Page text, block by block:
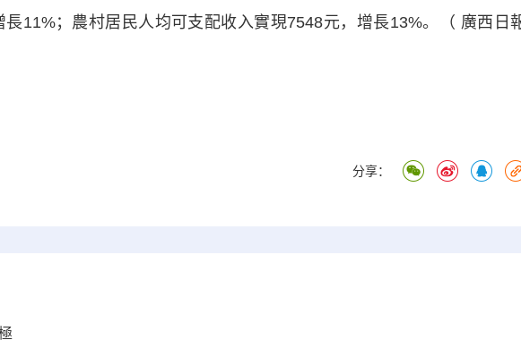
11%；農村居民人均可支配收入實現7548元，增長13%。（ 廣西日
分享：